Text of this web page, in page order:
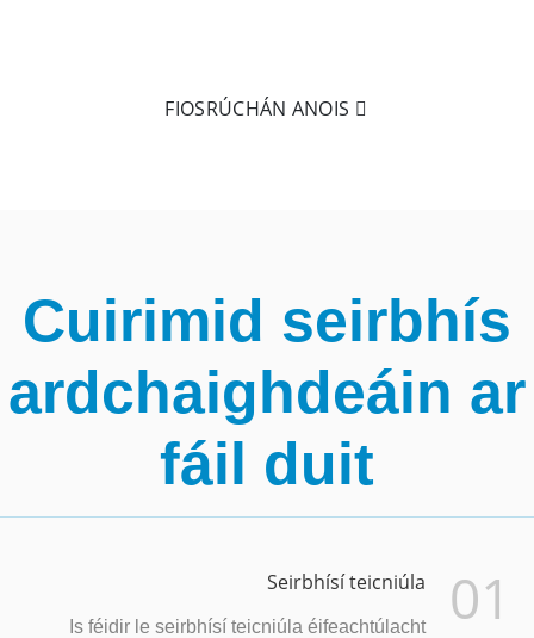
FIOSRÚCHÁN ANOIS
Cuirimid seirbhís
ardchaighdeáin ar
fáil duit
01
Seirbhísí teicniúla
Is féidir le seirbhísí teicniúla éifeachtúlacht